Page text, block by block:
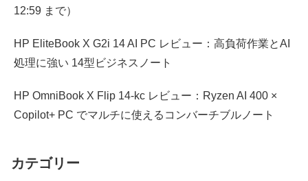
12:59 まで）
HP EliteBook X G2i 14 AI PC レビュー：高負荷作業とAI
処理に強い 14型ビジネスノート
HP OmniBook X Flip 14-kc レビュー：Ryzen AI 400 ×
Copilot+ PC でマルチに使えるコンバーチブルノート
カテゴリー